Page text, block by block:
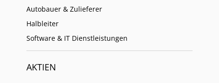
Autobauer & Zulieferer
Halbleiter
Software & IT Dienstleistungen
AKTIEN